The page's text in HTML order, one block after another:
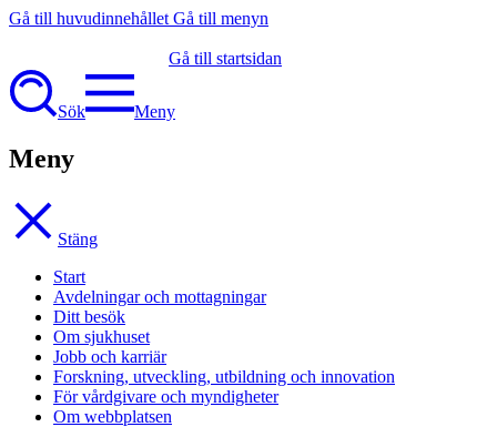
Gå till huvudinnehållet Gå till menyn
Gå till startsidan
Sök Meny
Meny
Stäng
Start
Avdelningar och mottagningar
Ditt besök
Om sjukhuset
Jobb och karriär
Forskning, utveckling, utbildning och innovation
För vårdgivare och myndigheter
Om webbplatsen